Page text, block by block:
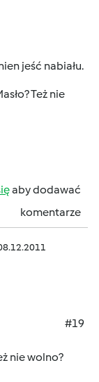
jeść nabiału.
Też nie
aby dodawać
komentarze
#19
nie wolno?